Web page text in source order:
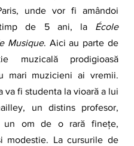
unde vor fi amândoi
timp de 5 ani, la École
Musique. Aici au parte de
muzicală prodigioasă
mari muzicieni ai vremii.
va fi studenta la vioară a lui
un distins profesor,
un om de o rară finețe,
modestie. La cursurile de